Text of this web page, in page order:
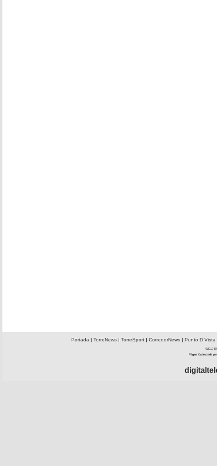
Portada | TorreNews| TorreSport| CorredorNews| Punto D Vista
©2010 El
Página Optimizada